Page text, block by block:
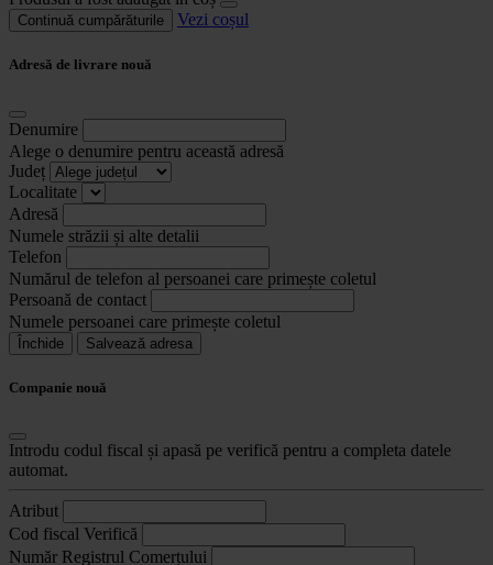
Continuă cumpărăturile Vezi coșul
Adresă de livrare nouă
Denumire
Alege o denumire pentru această adresă
Județ
Localitate
Adresă
Numele străzii și alte detalii
Telefon
Numărul de telefon al persoanei care primește coletul
Persoană de contact
Numele persoanei care primește coletul
Închide Salvează adresa
Companie nouă
Introdu codul fiscal și apasă pe verifică pentru a completa datele
automat.
Atribut
Cod fiscal Verifică
Număr Registrul Comerțului